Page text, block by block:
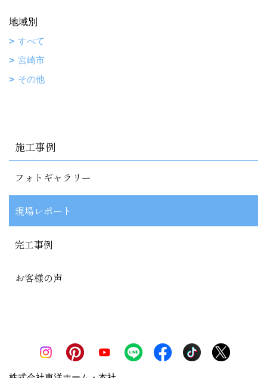
地域別
すべて
宮崎市
その他
施工事例
フォトギャラリー
現場レポート
完工事例
お客様の声